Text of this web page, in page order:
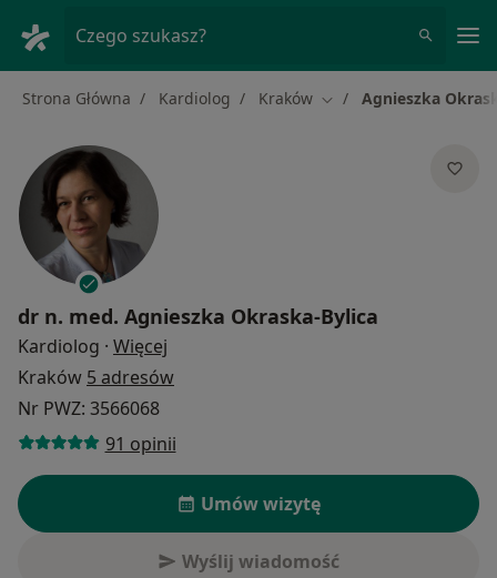
Czego szukasz?
Strona Główna Kardiolog Kraków Zmień miasto
Agnieszka
dr n. med. Agnieszka Okraska-Bylica
Kardiolog · Więcej
Kraków 5 adresów
Nr PWZ: 3566068
91 opinii
Umów wizytę
Wyślij wiadomość